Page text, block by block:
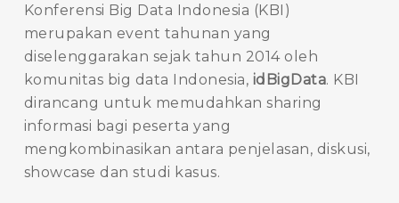
Konferensi Big Data Indonesia (KBI)
merupakan event tahunan yang
diselenggarakan sejak tahun 2014 oleh
komunitas big data Indonesia, idBigData. KBI
dirancang untuk memudahkan sharing
informasi bagi peserta yang
mengkombinasikan antara penjelasan, diskusi,
showcase dan studi kasus.